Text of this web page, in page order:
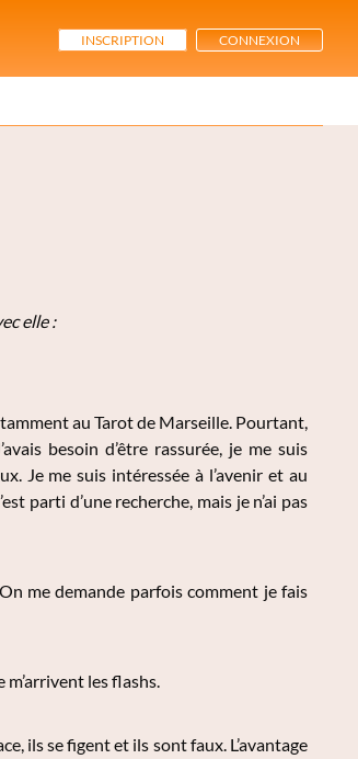
INSCRIPTION CONNEXION
elle :
au Tarot de Marseille. Pourtant,
besoin d’être rassurée, je me suis
Je me suis intéressée à l’avenir et au
parti d’une recherche, mais je n’ai pas
me demande parfois comment je fais
les flashs.
ils se figent et ils sont faux. L’avantage